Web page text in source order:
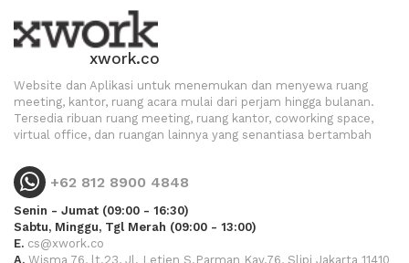
xwork.co
Website dan Aplikasi untuk menemukan dan menyewa ruang
meeting, kantor, ruang acara mulai dari perjam hingga bulanan.
Tersedia ribuan ruang meeting, ruang kantor, coworking space,
virtual office, dan ruangan lainnya yang senantiasa bertambah
+62 812 8900 4848
Senin - Jumat (09:00 - 16:30)
Sabtu, Minggu, Tgl Merah (09:00 - 13:00)
E. cs@xwork.co
A. Wisma 76, lt.23, Jl. Letjen S.Parman Kav.76, Slipi Jakarta 11410